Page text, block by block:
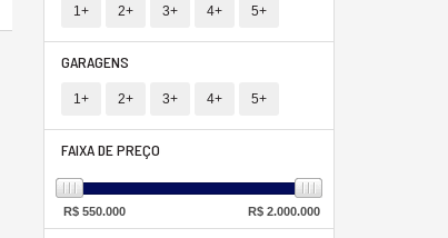
1+ 2+ 3+ 4+ 5+
GARAGENS
1+ 2+ 3+ 4+ 5+
FAIXA DE PREÇO
R$ 550.000 R$2.000.000